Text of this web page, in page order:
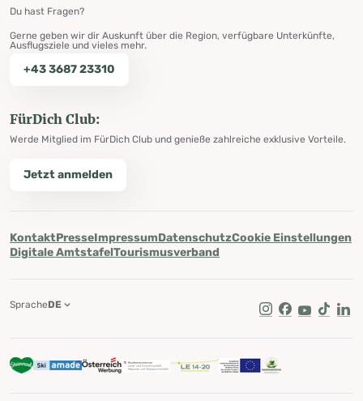
Du hast Fragen?
Gerne geben wir dir Auskunft über die Region, verfügbare Unterkünfte,
Ausflugsziele und vieles mehr.
+43 3687 23310
FürDich Club:
Werde Mitglied im FürDich Club und genieße zahlreiche exklusive Vorteile.
Jetzt anmelden
KontaktPresseImpressumDatenschutzCookie Einstellungen
Digitale AmtstafelTourismusverband
Instagram
Facebook
Youtube
Tik Tok
SpracheDE